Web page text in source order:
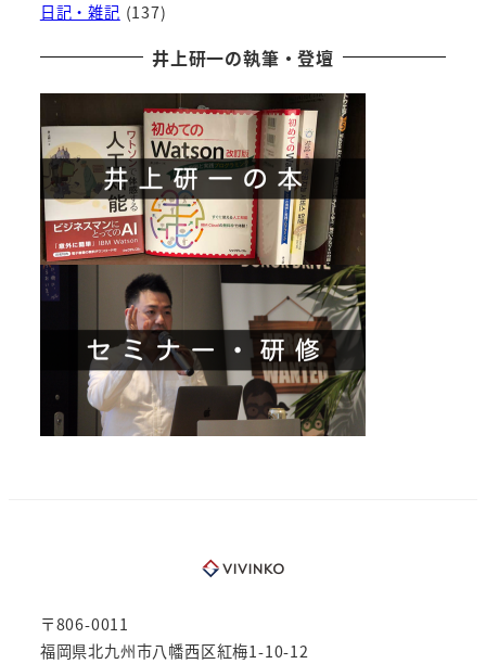
日記・雑記 (137)
井上研一の執筆・登壇
〒806-0011
福岡県北九州市八幡西区紅梅1-10-12